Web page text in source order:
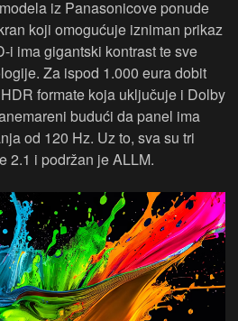
iz Panasonicove ponude
koji omogućuje izniman prikaz
i ima gigantski kontrast te sve
Za ispod 1.000 eura dobit
formate koja uključuje i Dolby
budući da panel ima
od 120 Hz. Uz to, sva su tri
2.1 i podržan je ALLM.